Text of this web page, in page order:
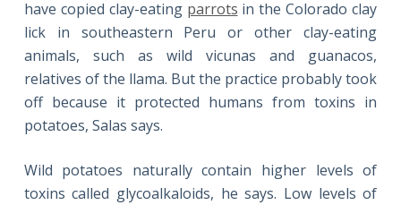
have copied clay-eating parrots in the Colorado clay
lick in southeastern Peru or other clay-eating
animals, such as wild vicunas and guanacos,
relatives of the llama. But the practice probably took
off because it protected humans from toxins in
potatoes, Salas says.
Wild potatoes naturally contain higher levels of
toxins called glycoalkaloids, he says. Low levels of